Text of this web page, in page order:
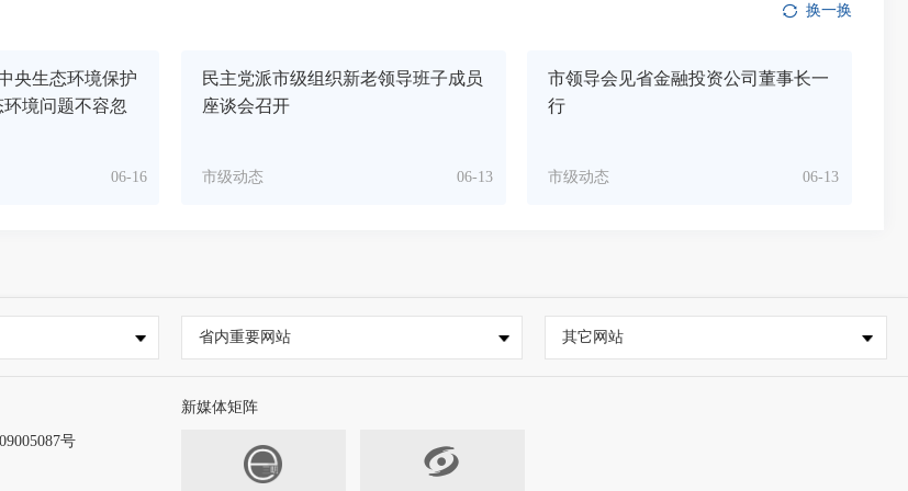
换一换
央生态环境保护
境问题不容忽
06-16
民主党派市级组织新老领导班子成员
座谈会召开
06-13
市级动态
市领导会见省金融投资公司董事长一
行
06-13
市级动态
省内重要网站 其它网站
号
新媒体矩阵